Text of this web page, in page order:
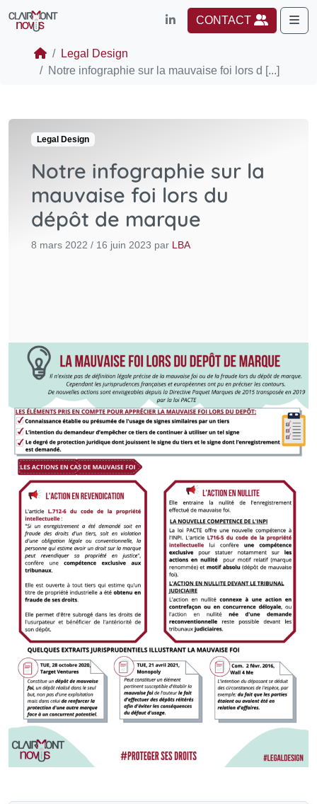
CONTACT
Legal Design
Notre infographie sur la mauvaise foi lors d [...]
Legal Design
Notre infographie sur la
mauvaise foi lors du
dépôt de marque
8 mars 2022 / 16 juin 2023 par LBA